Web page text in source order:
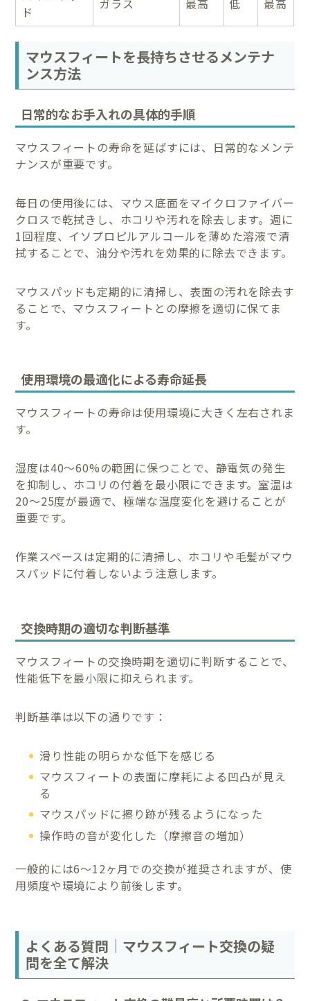
ド
ガラス 最高 低 最高
マウスフィートを長持ちさせるメンテナ
ンス方法
日常的なお手入れの具体的手順
マウスフィートの寿命を延ばすには、日常的なメンテ
ナンスが重要です。
毎日の使用後には、マウス底面をマイクロファイバー
クロスで乾拭きし、ホコリや汚れを除去します。週に
1回程度、イソプロピルアルコールを薄めた溶液で清
拭することで、油分や汚れを効果的に除去できます。
マウスパッドも定期的に清掃し、表面の汚れを除去す
ることで、マウスフィートとの摩擦を適切に保てま
す。
使用環境の最適化による寿命延長
マウスフィートの寿命は使用環境に大きく左右されま
す。
湿度は40〜60%の範囲に保つことで、静電気の発生
を抑制し、ホコリの付着を最小限にできます。室温は
20〜25度が最適で、極端な温度変化を避けることが
重要です。
作業スペースは定期的に清掃し、ホコリや毛髪がマウ
スパッドに付着しないよう注意します。
交換時期の適切な判断基準
マウスフィートの交換時期を適切に判断することで、
性能低下を最小限に抑えられます。
判断基準は以下の通りです：
滑り性能の明らかな低下を感じる
マウスフィートの表面に摩耗による凹凸が見え
る
マウスパッドに擦り跡が残るようになった
操作時の音が変化した（摩擦音の増加）
一般的には6〜12ヶ月での交換が推奨されますが、使
用頻度や環境により前後します。
よくある質問｜マウスフィート交換の疑
問を全て解決